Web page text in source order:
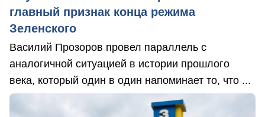
главный признак конца режима
Зеленского
Василий Прозоров провел параллель с
аналогичной ситуацией в истории прошлого
века, который один в один напоминает то, что ...